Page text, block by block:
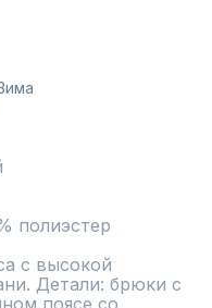
полиэстер
с высокой
Детали: брюки с
поясе со